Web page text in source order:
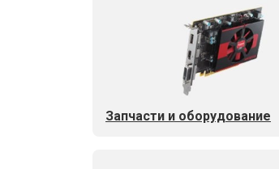
Запчасти и оборудование